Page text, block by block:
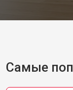
Самые